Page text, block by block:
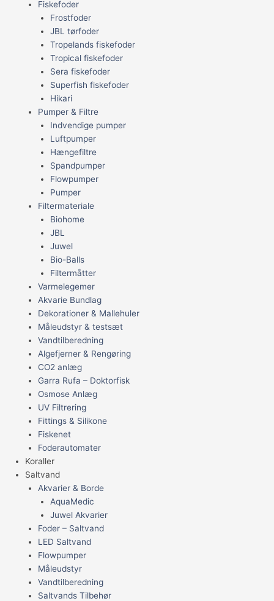
Fiskefoder
Frostfoder
JBL tørfoder
Tropelands fiskefoder
Tropical fiskefoder
Sera fiskefoder
Superfish fiskefoder
Hikari
Pumper & Filtre
Indvendige pumper
Luftpumper
Hængefiltre
Spandpumper
Flowpumper
Pumper
Filtermateriale
Biohome
JBL
Juwel
Bio-Balls
Filtermåtter
Varmelegemer
Akvarie Bundlag
Dekorationer & Mallehuler
Måleudstyr & testsæt
Vandtilberedning
Algefjerner & Rengøring
CO2 anlæg
Garra Rufa – Doktorfisk
Osmose Anlæg
UV Filtrering
Fittings & Silikone
Fiskenet
Foderautomater
Koraller
Saltvand
Akvarier & Borde
AquaMedic
Juwel Akvarier
Foder – Saltvand
LED Saltvand
Flowpumper
Måleudstyr
Vandtilberedning
Saltvands Tilbehør